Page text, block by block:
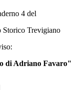
4 del
Trevigiano
di Adriano Favaro"